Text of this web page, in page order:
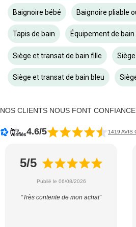
Baignoire bébé Baignoire pliable
Tapis de bain Équipement de bain
Siège et transat de bain fille
Siège et transat de bain bleu
NOS CLIENTS NOUS FONT CONFIANCE
4.6/5 1419 AVIS
5/5
Publié le 06/08/2026
“Très contente de mon achat”